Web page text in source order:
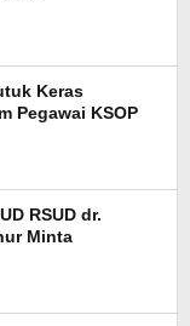
Keras
Pegawai KSOP
RSUD dr.
Minta